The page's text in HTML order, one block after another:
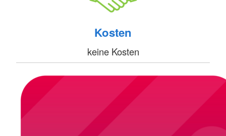
Kosten
keine Kosten